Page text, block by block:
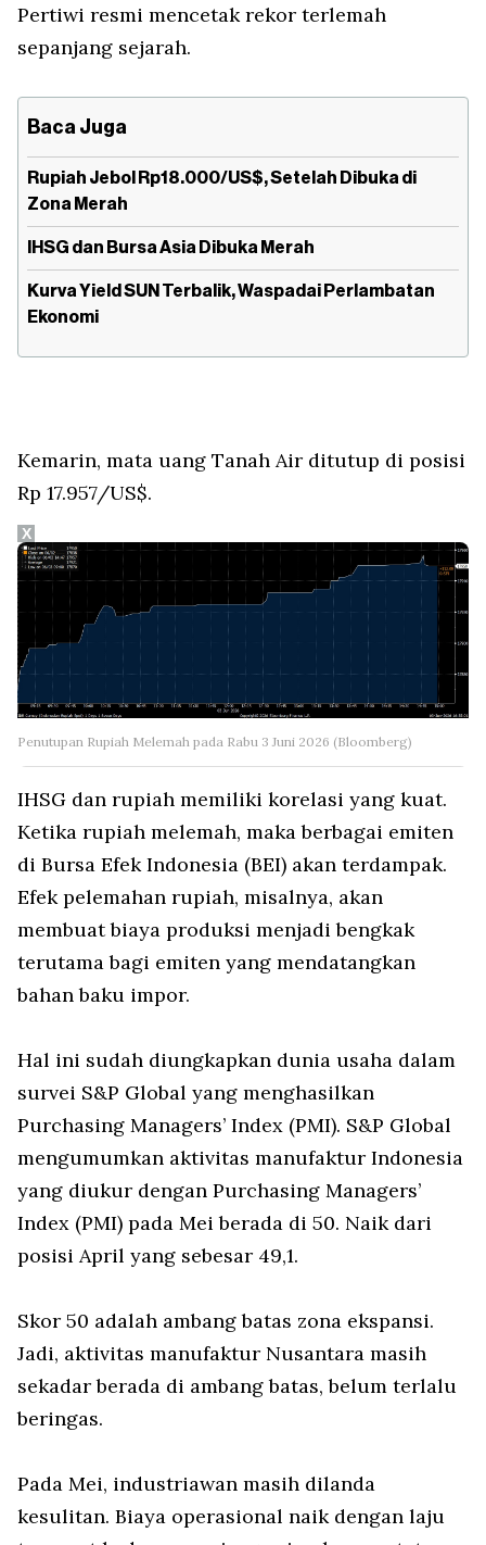
Pertiwi resmi mencetak rekor terlemah
sepanjang sejarah.
Baca Juga
Rupiah Jebol Rp18.000/US$, Setelah Dibuka di
Zona Merah
IHSG dan Bursa Asia Dibuka Merah
Kurva Yield SUN Terbalik, Waspadai Perlambatan
Ekonomi
Kemarin, mata uang Tanah Air ditutup di posisi
Rp 17.957/US$.
Penutupan Rupiah Melemah pada Rabu 3 Juni 2026 (Bloomberg)
IHSG dan rupiah memiliki korelasi yang kuat.
Ketika rupiah melemah, maka berbagai emiten
di Bursa Efek Indonesia (BEI) akan terdampak.
Efek pelemahan rupiah, misalnya, akan
membuat biaya produksi menjadi bengkak
terutama bagi emiten yang mendatangkan
bahan baku impor.
Hal ini sudah diungkapkan dunia usaha dalam
survei S&P Global yang menghasilkan
Purchasing Managers’ Index (PMI). S&P Global
mengumumkan aktivitas manufaktur Indonesia
yang diukur dengan Purchasing Managers’
Index (PMI) pada Mei berada di 50. Naik dari
posisi April yang sebesar 49,1.
Skor 50 adalah ambang batas zona ekspansi.
Jadi, aktivitas manufaktur Nusantara masih
sekadar berada di ambang batas, belum terlalu
beringas.
Pada Mei, industriawan masih dilanda
kesulitan. Biaya operasional naik dengan laju
X